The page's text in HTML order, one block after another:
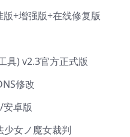
+增强版+在线修复版
具) v2.3官方正式版
修改
卓版
女ノ魔女裁判